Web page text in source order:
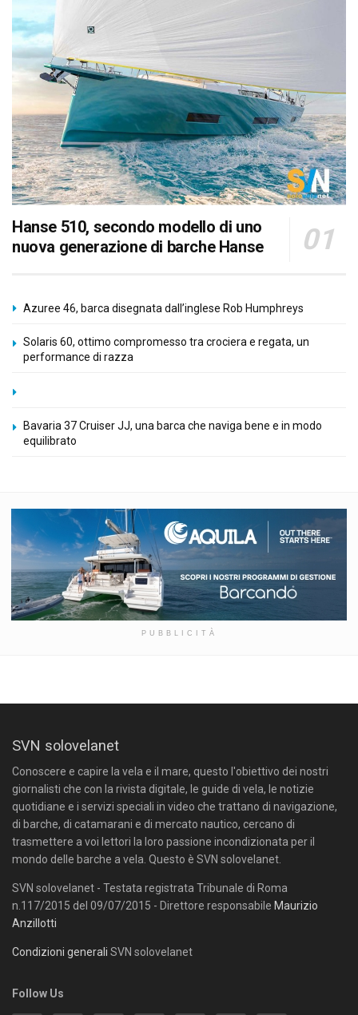
Hanse 510, secondo modello di uno
nuova generazione di barche Hanse
Azuree 46, barca disegnata dall’inglese Rob Humphreys
Solaris 60, ottimo compromesso tra crociera e regata, un
performance di razza
Bavaria 37 Cruiser JJ, una barca che naviga bene e in modo
equilibrato
PUBBLICITÀ
SVN solovelanet
Conoscere e capire la vela e il mare, questo l'obiettivo dei nostri
giornalisti che con la rivista digitale, le guide di vela, le notizie
quotidiane e i servizi speciali in video che trattano di navigazione,
di barche, di catamarani e di mercato nautico, cercano di
trasmettere a voi lettori la loro passione incondizionata per il
mondo delle barche a vela. Questo è SVN solovelanet.
SVN solovelanet - Testata registrata Tribunale di Roma
n.117/2015 del 09/07/2015 - Direttore responsabile Maurizio
Anzillotti
Condizioni generali SVN solovelanet
Follow Us